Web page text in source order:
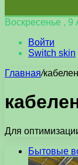
Воскресенье , 9
Войти
Switch skin
Главная/
Для
Бытовые